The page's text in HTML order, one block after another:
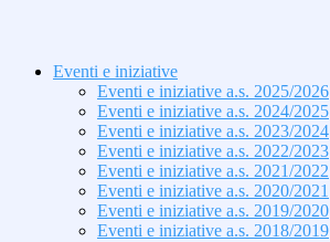
Eventi e iniziative
Eventi e iniziative a.s. 2025/2026
Eventi e iniziative a.s. 2024/2025
Eventi e iniziative a.s. 2023/2024
Eventi e iniziative a.s. 2022/2023
Eventi e iniziative a.s. 2021/2022
Eventi e iniziative a.s. 2020/2021
Eventi e iniziative a.s. 2019/2020
Eventi e iniziative a.s. 2018/2019